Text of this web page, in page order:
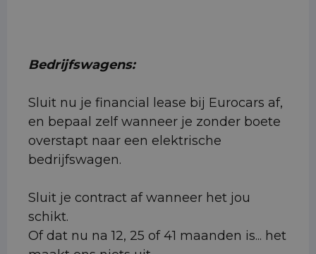
Bedrijfswagens:
Sluit nu je financial lease bij Eurocars af,
en bepaal zelf wanneer je zonder boete
overstapt naar een elektrische
bedrijfswagen.
Sluit je contract af wanneer het jou
schikt.
Of dat nu na 12, 25 of 41 maanden is... het